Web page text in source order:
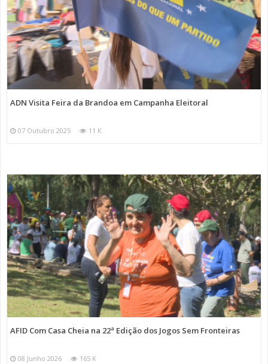
ADN Visita Feira da Brandoa em Campanha Eleitoral
07 Outubro 2025 11 K
AFID Com Casa Cheia na 22ª Edição dos Jogos Sem Fronteiras
08 Junho 2026 165 K